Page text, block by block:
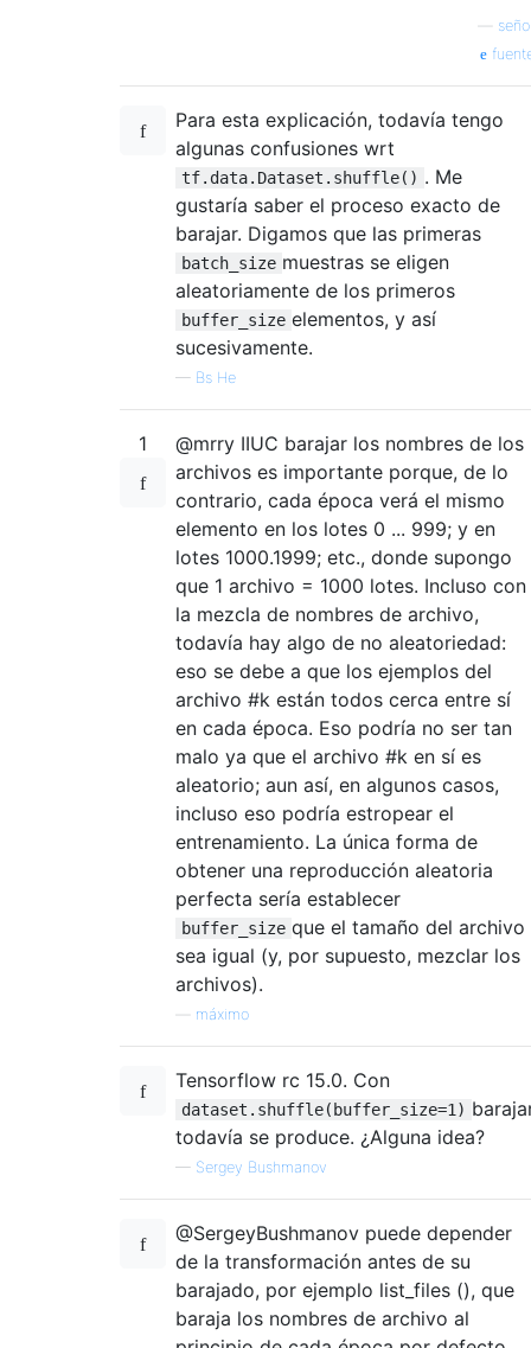
Para esta explicación, todavía tengo
algunas confusiones wrt
tf.data.Dataset.shuffle() . Me
gustaría saber el proceso exacto de
barajar. Digamos que las primeras
batch_size muestras se eligen
aleatoriamente de los primeros
buffer_size elementos, y así
sucesivamente.
— Bs He
1
@mrry IIUC barajar los nombres de los
archivos es importante porque, de lo
contrario, cada época verá el mismo
elemento en los lotes 0 ... 999; y en
lotes 1000.1999; etc., donde supongo
que 1 archivo = 1000 lotes. Incluso con
la mezcla de nombres de archivo,
todavía hay algo de no aleatoriedad:
eso se debe a que los ejemplos del
archivo #k están todos cerca entre sí
en cada época. Eso podría no ser tan
malo ya que el archivo #k en sí es
aleatorio; aun así, en algunos casos,
incluso eso podría estropear el
entrenamiento. La única forma de
obtener una reproducción aleatoria
perfecta sería establecer
buffer_size que el tamaño del archivo
sea igual (y, por supuesto, mezclar los
archivos).
máximo
Tensorflow rc 15.0. Con
dataset.shuffle(buffer_size=1)
todavía se produce. ¿Alguna idea?
— Sergey Bushmanov
@SergeyBushmanov puede depender
de la transformación antes de su
barajado, por ejemplo list_files (), que
baraja los nombres de archivo al